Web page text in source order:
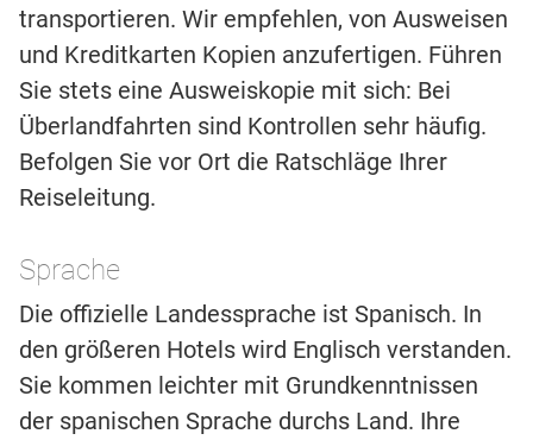
transportieren. Wir empfehlen, von Ausweisen
und Kreditkarten Kopien anzufertigen. Führen
Sie stets eine Ausweiskopie mit sich: Bei
Überlandfahrten sind Kontrollen sehr häufig.
Befolgen Sie vor Ort die Ratschläge Ihrer
Reiseleitung.
Sprache
Die offizielle Landessprache ist Spanisch. In
den größeren Hotels wird Englisch verstanden.
Sie kommen leichter mit Grundkenntnissen
der spanischen Sprache durchs Land. Ihre